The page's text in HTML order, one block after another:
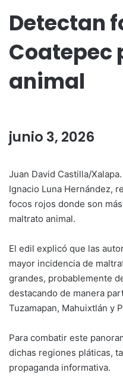
Detectan
Coatepec
animal
junio 3, 2026
Juan David Castilla/
Ignacio Luna Hernández,
focos rojos donde son
maltrato animal.
El edil explicó que las
mayor incidencia de
grandes, probablemente
destacando de manera
Tuzamapan, Mahuixtlán y
Para combatir este
dichas regiones pláticas,
propaganda informativa.